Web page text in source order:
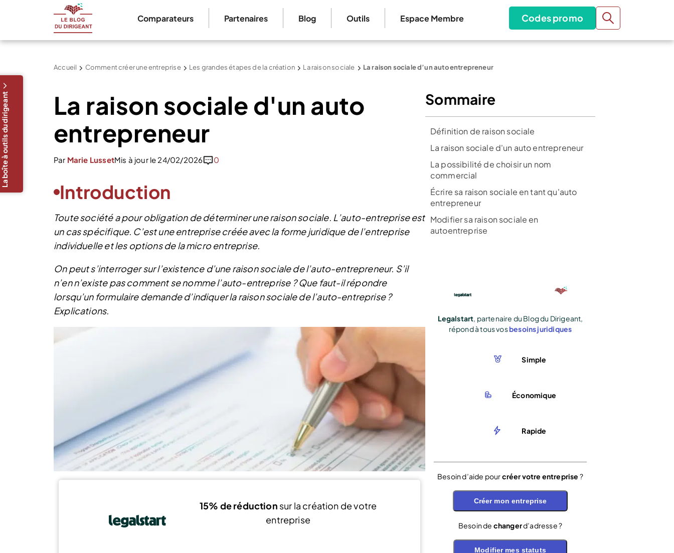
Comparateurs Partenaires Blog Outils Espace Membre Codes promo
Accueil Comment créer une entreprise Les grandes étapes de la création La raison sociale La raison sociale d’un auto entrepreneur
La raison sociale d'un auto
entrepreneur
Par Marie LussetMis à jour le 24/02/2026 0
Introduction
Toute société a pour obligation de déterminer une raison sociale. L’auto-entreprise est
un cas spécifique. C’est une entreprise créée avec la forme juridique de l’entreprise
individuelle et les options de la micro entreprise.
On peut s’interroger sur l’existence d’une raison sociale de l’auto-entrepreneur. S’il
n’en n’existe pas comment se nomme l’auto-entreprise ? Que faut-il répondre
lorsqu’un formulaire demande d’indiquer la raison sociale de l’auto-entreprise ?
Explications.
La boîte à outils du dirigeant
15% de réduction sur la création de votre
entreprise
Sommaire
Définition de raison sociale
La raison sociale d'un auto entrepreneur
La possibilité de choisir un nom
commercial
Écrire sa raison sociale en tant qu'auto
entrepreneur
Modifier sa raison sociale en
autoentreprise
Legalstart, partenaire du Blog du Dirigeant,
répond à tous vosbesoins juridiques
Simple
Économique
Rapide
Besoin d’aide pourcréer votre entreprise ?
Créer mon entreprise
Besoin de changerd’adresse ?
Modifier mes statuts